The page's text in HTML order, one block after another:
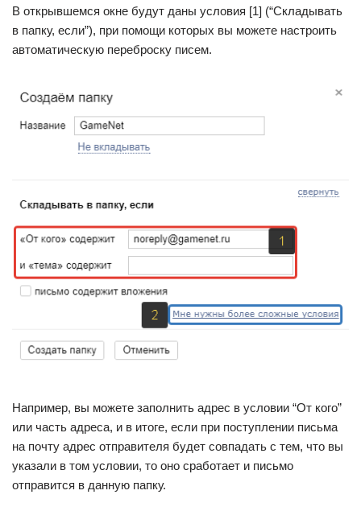
В открывшемся окне будут даны условия [1] (“Складывать
в папку, если”), при помощи которых вы можете настроить
автоматическую переброску писем.
Например, вы можете заполнить адрес в условии “От кого”
или часть адреса, и в итоге, если при поступлении письма
на почту адрес отправителя будет совпадать с тем, что вы
указали в том условии, то оно сработает и письмо
отправится в данную папку.